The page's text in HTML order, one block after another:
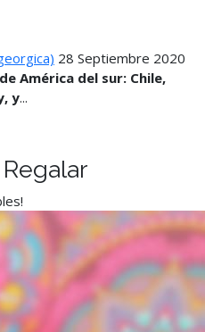
28 Septiembre 2020
América del sur: Chile,
y...